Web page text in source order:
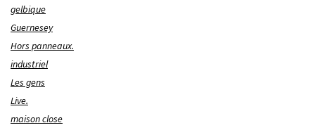
gelbique
Guernesey
Hors panneaux.
industriel
Les gens
Live.
maison close